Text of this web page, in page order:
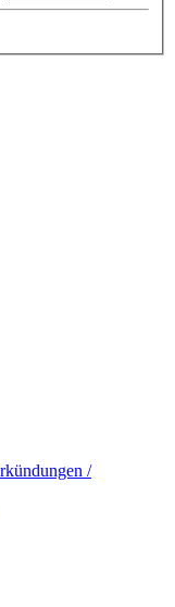
/